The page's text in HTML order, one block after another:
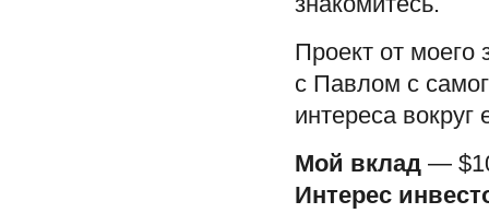
Проект от моего
с Павлом с
интереса вокруг
Мой вклад —
Интерес